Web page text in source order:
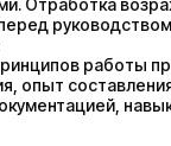
работы
опыт